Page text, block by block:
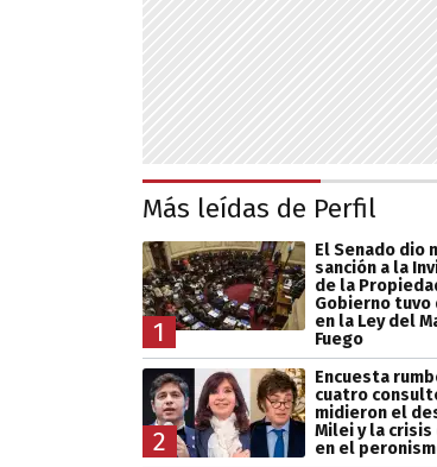
Más leídas de Perfil
1
El Senado dio
sanción a la
de la
Gobierno tuvo
en la Ley del
Fuego
2
Encuesta
cuatro
midieron el
Milei y la
en el